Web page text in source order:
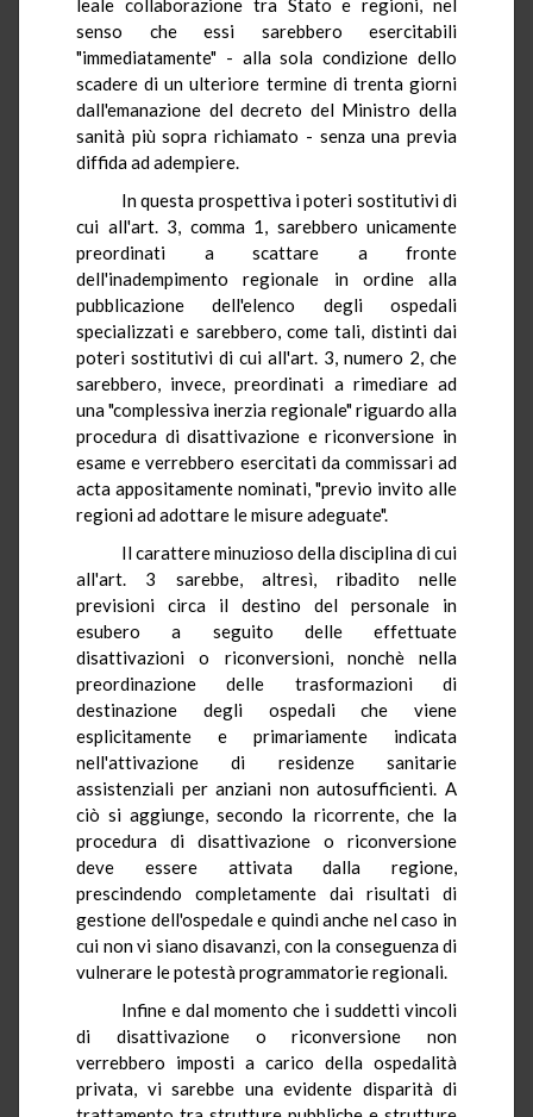
leale collaborazione tra Stato e regioni, nel
senso che essi sarebbero esercitabili
"immediatamente" - alla sola condizione dello
scadere di un ulteriore termine di trenta giorni
dall'emanazione del decreto del Ministro della
sanità più sopra richiamato - senza una previa
diffida ad adempiere.
In questa prospettiva i poteri sostitutivi di
cui all'art. 3, comma 1, sarebbero unicamente
preordinati a scattare a fronte
dell'inadempimento regionale in ordine alla
pubblicazione dell'elenco degli ospedali
specializzati e sarebbero, come tali, distinti dai
poteri sostitutivi di cui all'art. 3, numero 2, che
sarebbero, invece, preordinati a rimediare ad
una "complessiva inerzia regionale" riguardo alla
procedura di disattivazione e riconversione in
esame e verrebbero esercitati da commissari ad
acta appositamente nominati, "previo invito alle
regioni ad adottare le misure adeguate".
Il carattere minuzioso della disciplina di cui
all'art. 3 sarebbe, altresì, ribadito nelle
previsioni circa il destino del personale in
esubero a seguito delle effettuate
disattivazioni o riconversioni, nonchè nella
preordinazione delle trasformazioni di
destinazione degli ospedali che viene
esplicitamente e primariamente indicata
nell'attivazione di residenze sanitarie
assistenziali per anziani non autosufficienti. A
ciò si aggiunge, secondo la ricorrente, che la
procedura di disattivazione o riconversione
deve essere attivata dalla regione,
prescindendo completamente dai risultati di
gestione dell'ospedale e quindi anche nel caso in
cui non vi siano disavanzi, con la conseguenza di
vulnerare le potestà programmatorie regionali.
Infine e dal momento che i suddetti vincoli
di disattivazione o riconversione non
verrebbero imposti a carico della ospedalità
privata, vi sarebbe una evidente disparità di